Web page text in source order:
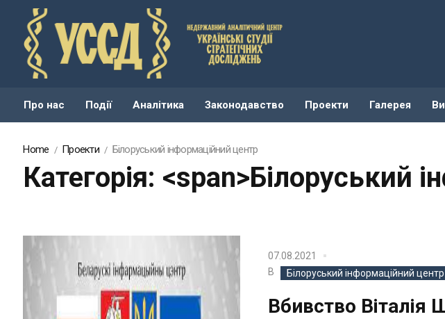
Про нас Події Аналітика Законодавство Проекти Галерея
Home Проекти Білоруський інформаційний центр
Категорія: <span>Білоруський
07.08.2021
В
Білоруський інформаційний центр
Вбивство